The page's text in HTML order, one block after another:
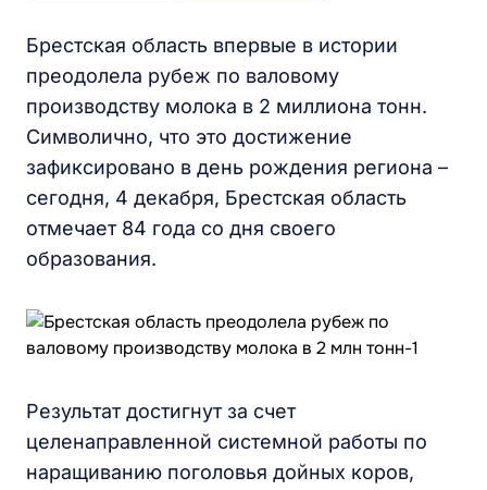
Брестская область впервые в истории
преодолела рубеж по валовому
производству молока в 2 миллиона тонн.
Символично, что это достижение
зафиксировано в день рождения региона –
сегодня, 4 декабря, Брестская область
отмечает 84 года со дня своего
образования.
Результат достигнут за счет
целенаправленной системной работы по
наращиванию поголовья дойных коров,